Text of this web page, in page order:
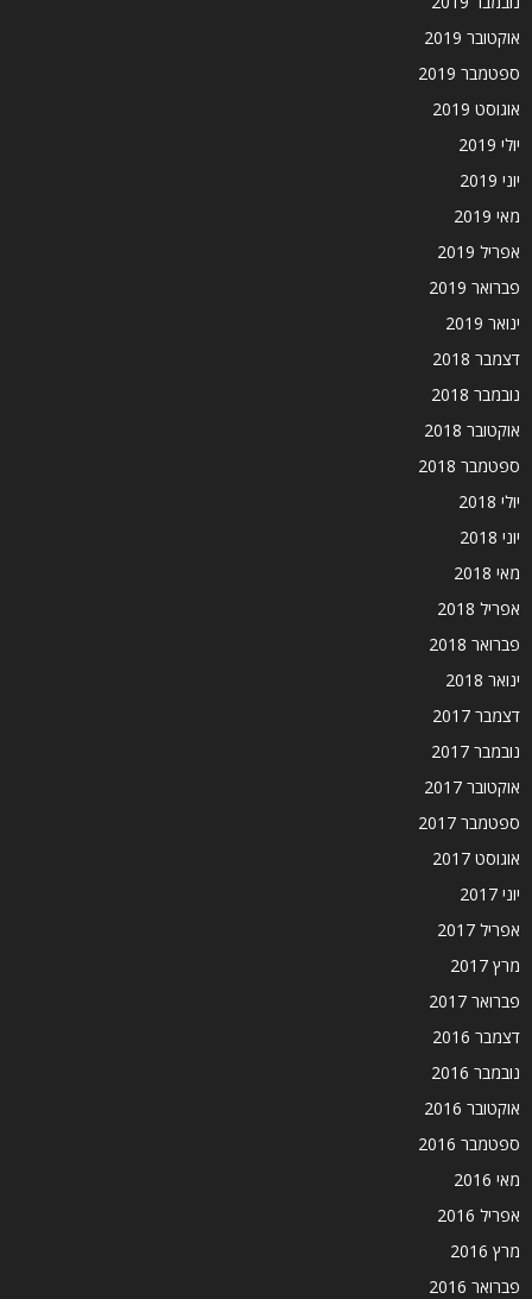
אוקטובר 2019
ספטמבר 2019
אוגוסט 2019
יולי 2019
יוני 2019
מאי 2019
אפריל 2019
פברואר 2019
ינואר 2019
דצמבר 2018
נובמבר 2018
אוקטובר 2018
ספטמבר 2018
יולי 2018
יוני 2018
מאי 2018
אפריל 2018
פברואר 2018
ינואר 2018
דצמבר 2017
נובמבר 2017
אוקטובר 2017
ספטמבר 2017
אוגוסט 2017
יוני 2017
אפריל 2017
מרץ 2017
פברואר 2017
דצמבר 2016
נובמבר 2016
אוקטובר 2016
ספטמבר 2016
מאי 2016
אפריל 2016
מרץ 2016
פברואר 2016